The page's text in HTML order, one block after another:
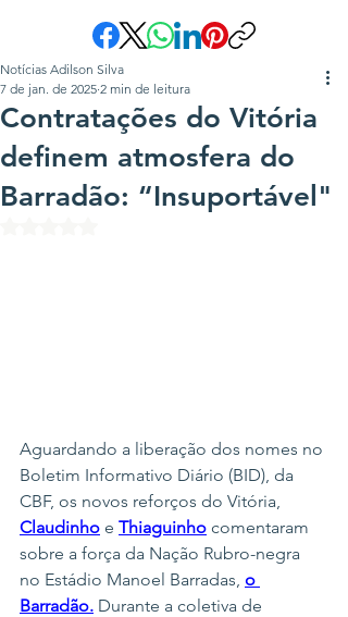
Contratações do Vitória
definem atmosfera do
Barradão: “Insuportável"
Notícias Adilson Silva
7 de jan. de 2025 2 min de leitura
Aguardando a liberação dos nomes no
Boletim Informativo Diário (BID), da
CBF, os novos reforços do Vitória,
Claudinho e Thiaguinho comentaram
sobre a força da Nação Rubro-negra
no Estádio Manoel Barradas, o
Barradão. Durante a coletiva de